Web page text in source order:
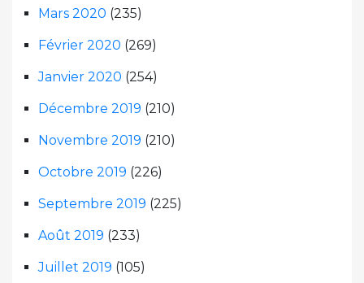
Mars 2020 (235)
Février 2020 (269)
Janvier 2020 (254)
Décembre 2019 (210)
Novembre 2019 (210)
Octobre 2019 (226)
Septembre 2019 (225)
Août 2019 (233)
Juillet 2019 (105)